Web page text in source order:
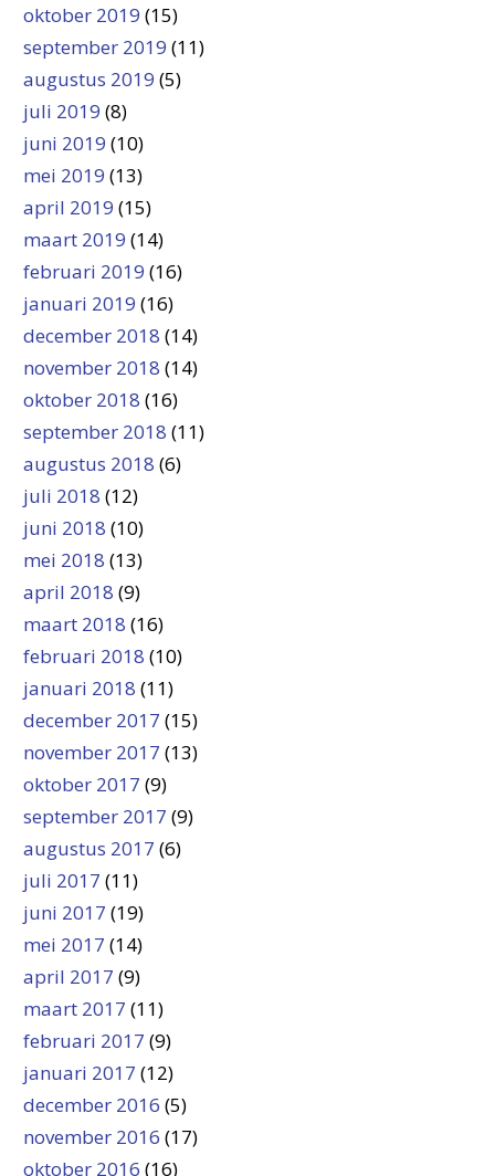
oktober 2019 (15)
september 2019 (11)
augustus 2019 (5)
juli 2019 (8)
juni 2019 (10)
mei 2019 (13)
april 2019 (15)
maart 2019 (14)
februari 2019 (16)
januari 2019 (16)
december 2018 (14)
november 2018 (14)
oktober 2018 (16)
september 2018 (11)
augustus 2018 (6)
juli 2018 (12)
juni 2018 (10)
mei 2018 (13)
april 2018 (9)
maart 2018 (16)
februari 2018 (10)
januari 2018 (11)
december 2017 (15)
november 2017 (13)
oktober 2017 (9)
september 2017 (9)
augustus 2017 (6)
juli 2017 (11)
juni 2017 (19)
mei 2017 (14)
april 2017 (9)
maart 2017 (11)
februari 2017 (9)
januari 2017 (12)
december 2016 (5)
november 2016 (17)
oktober 2016 (16)